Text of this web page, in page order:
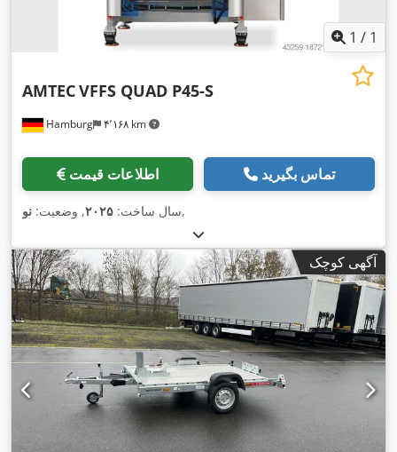
1 / 1
Hamburg ۴٬۱۶۸ km
AMTECVFFS QUAD P45-S
اطلاعات قیمت تماس بگیرید
سال ساخت: ۲۰۲۵, وضعیت: نو ,
آگهی کوچک